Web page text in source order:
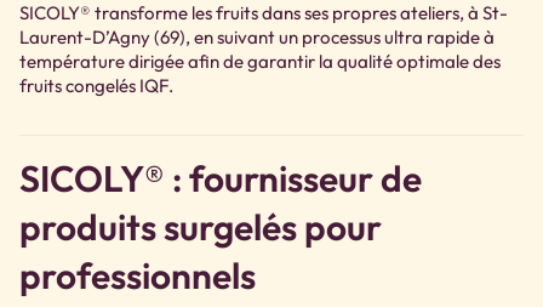
SICOLY® transforme les fruits dans ses propres ateliers, à St-
Laurent-D’Agny (69), en suivant un processus ultra rapide à
température dirigée afin de garantir la qualité optimale des
fruits congelés IQF.
SICOLY® : fournisseur de
produits surgelés pour
professionnels